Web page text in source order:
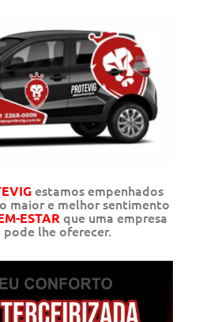
estamos empenhados
maior e melhor sentimento
ESTAR que uma empresa
lhe oferecer.